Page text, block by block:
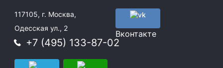
117105, г. Москва,
Одесская ул., 2
+7 (495) 133-87-02
Вконтакте